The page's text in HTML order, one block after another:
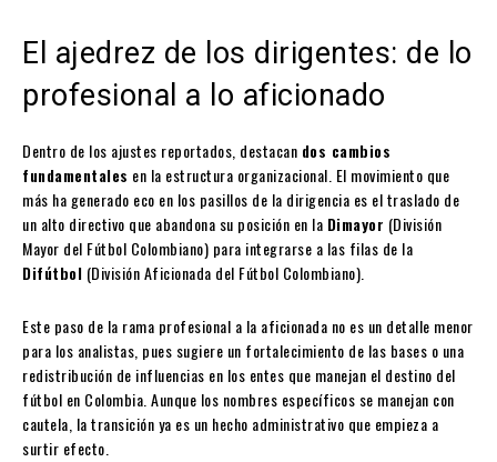
El ajedrez de los dirigentes: de lo
profesional a lo aficionado
Dentro de los ajustes reportados, destacan dos cambios
fundamentales en la estructura organizacional. El movimiento que
más ha generado eco en los pasillos de la dirigencia es el traslado de
un alto directivo que abandona su posición en la Dimayor (División
Mayor del Fútbol Colombiano) para integrarse a las filas de la
Difútbol (División Aficionada del Fútbol Colombiano).
Este paso de la rama profesional a la aficionada no es un detalle menor
para los analistas, pues sugiere un fortalecimiento de las bases o una
redistribución de influencias en los entes que manejan el destino del
fútbol en Colombia. Aunque los nombres específicos se manejan con
cautela, la transición ya es un hecho administrativo que empieza a
surtir efecto.